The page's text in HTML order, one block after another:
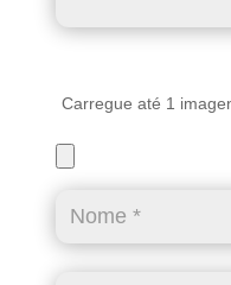
Carregue até 1